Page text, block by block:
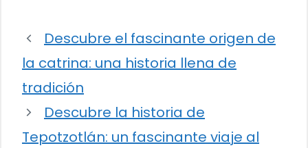
Descubre el fascinante origen de
la catrina: una historia llena de
tradición
Descubre la historia de
Tepotzotlán: un fascinante viaje al